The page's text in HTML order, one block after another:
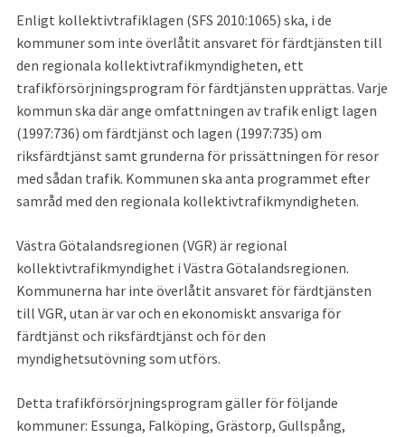
Enligt kollektivtrafiklagen (SFS 2010:1065) ska, i de
kommuner som inte överlåtit ansvaret för färdtjänsten till
den regionala kollektivtrafikmyndigheten, ett
trafikförsörjningsprogram för färdtjänsten upprättas. Varje
kommun ska där ange omfattningen av trafik enligt lagen
(1997:736) om färdtjänst och lagen (1997:735) om
riksfärdtjänst samt grunderna för prissättningen för resor
med sådan trafik. Kommunen ska anta programmet efter
samråd med den regionala kollektivtrafikmyndigheten.
Västra Götalandsregionen (VGR) är regional
kollektivtrafikmyndighet i Västra Götalandsregionen.
Kommunerna har inte överlåtit ansvaret för färdtjänsten
till VGR, utan är var och en ekonomiskt ansvariga för
färdtjänst och riksfärdtjänst och för den
myndighetsutövning som utförs.
Detta trafikförsörjningsprogram gäller för följande
kommuner: Essunga, Falköping, Grästorp, Gullspång,